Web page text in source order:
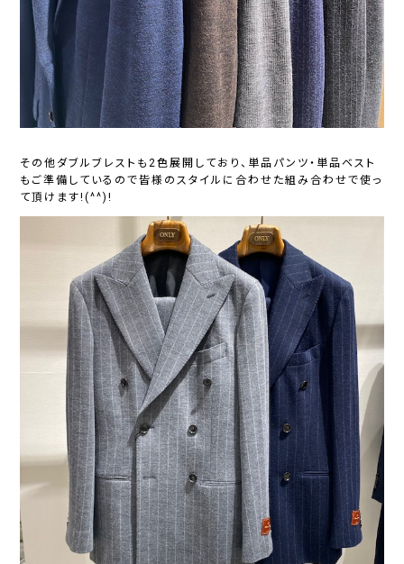
その他ダブルブレストも2色展開しており、単品パンツ・単品ベスト
もご準備しているので皆様のスタイルに合わせた組み合わせで使っ
て頂けます!(^^)!